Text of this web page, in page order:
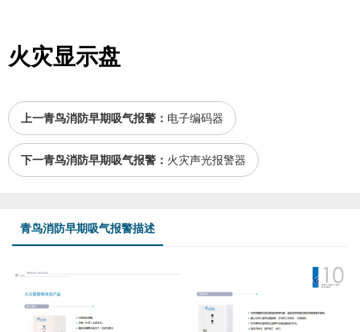
火灾显示盘
上一青鸟消防早期吸气报警： 电子编码器
下一青鸟消防早期吸气报警： 火灾声光报警器
青鸟消防早期吸气报警描述